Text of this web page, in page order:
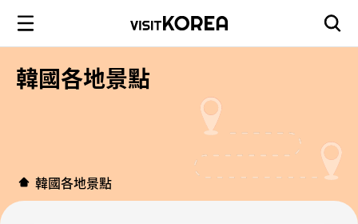
韓國各地景點
韓國各地景點